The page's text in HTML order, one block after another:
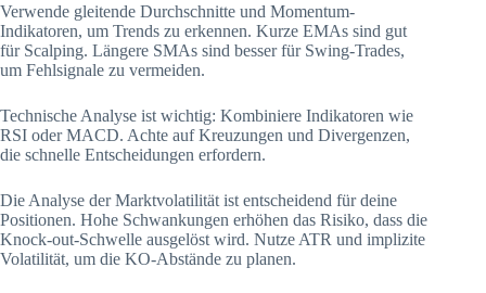
Verwende gleitende Durchschnitte und Momentum-
Indikatoren, um Trends zu erkennen. Kurze EMAs sind gut
für Scalping. Längere SMAs sind besser für Swing-Trades,
um Fehlsignale zu vermeiden.
Technische Analyse ist wichtig: Kombiniere Indikatoren wie
RSI oder MACD. Achte auf Kreuzungen und Divergenzen,
die schnelle Entscheidungen erfordern.
Die Analyse der Marktvolatilität ist entscheidend für deine
Positionen. Hohe Schwankungen erhöhen das Risiko, dass die
Knock-out-Schwelle ausgelöst wird. Nutze ATR und implizite
Volatilität, um die KO-Abstände zu planen.